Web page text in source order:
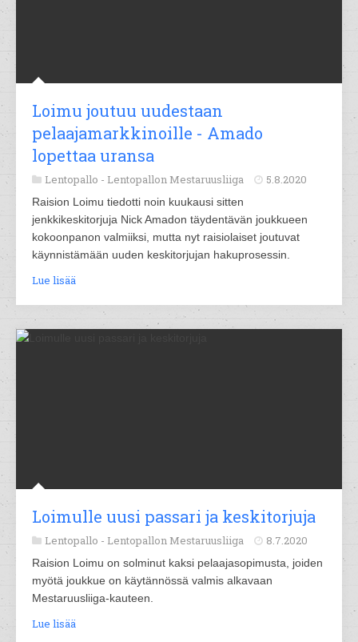
Loimu joutuu uudestaan
pelaajamarkkinoille - Amado
lopettaa uransa
Lentopallo - Lentopallon Mestaruusliiga 5.8.2020
Raision Loimu tiedotti noin kuukausi sitten
jenkkikeskitorjuja Nick Amadon täydentävän joukkueen
kokoonpanon valmiiksi, mutta nyt raisiolaiset joutuvat
käynnistämään uuden keskitorjujan hakuprosessin.
Lue lisää
Loimulle uusi passari ja keskitorjuja
Lentopallo - Lentopallon Mestaruusliiga 8.7.2020
Raision Loimu on solminut kaksi pelaajasopimusta, joiden
myötä joukkue on käytännössä valmis alkavaan
Mestaruusliiga-kauteen.
Lue lisää